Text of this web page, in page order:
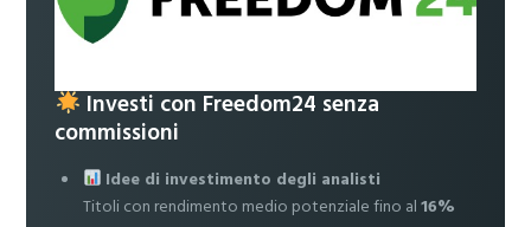
Investi con Freedom24 senza
commissioni
Idee di investimento degli analisti
Titoli con rendimento medio potenziale fino al16%